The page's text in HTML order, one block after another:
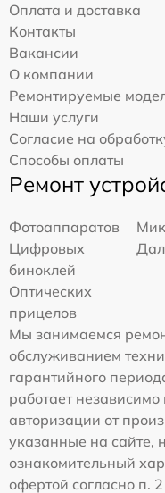
Оплата и доставка
Контакты
Вакансии
О компании
Ремонтируемые
Наши услуги
Согласие на
Способы оплаты
Ремонт
Фотоаппаратов
Цифровых
биноклей
Оптических
прицелов
Мы занимаемся
обслуживанием
гарантийного
работает
авторизации от
указанные на сайте,
ознакомительный
офертой согласно п.